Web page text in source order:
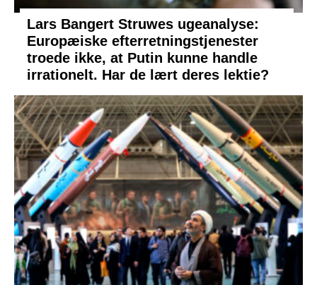
Lars Bangert Struwes ugeanalyse:
Europæiske efterretningstjenester
troede ikke, at Putin kunne handle
irrationelt. Har de lært deres lektie?